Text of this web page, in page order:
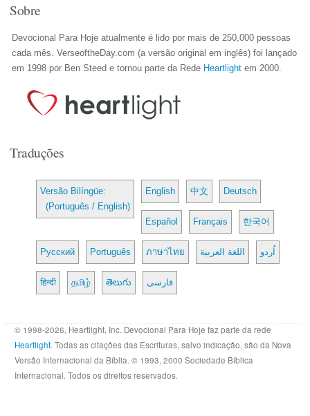
Sobre
Devocional Para Hoje atualmente é lido por mais de 250,000 pessoas
cada mês. VerseoftheDay.com (a versão original em inglês) foi lançado
em 1998 por Ben Steed e tornou parte da Rede Heartlight em 2000.
Traduções
Versão Bilíngüe:
(Português / English)
English 中文 Deutsch
Español Français 한국어
Русский Português ภาษาไทย اللغة العربية اُردو
हिन्दी தமிழ் తెలుగు فارسی
© 1998-2026, Heartlight, Inc. Devocional Para Hoje faz parte da rede
Heartlight. Todas as citações das Escrituras, salvo indicação, são da Nova
Versão Internacional da Bíblia. © 1993, 2000 Sociedade Bíblica
Internacional. Todos os direitos reservados.